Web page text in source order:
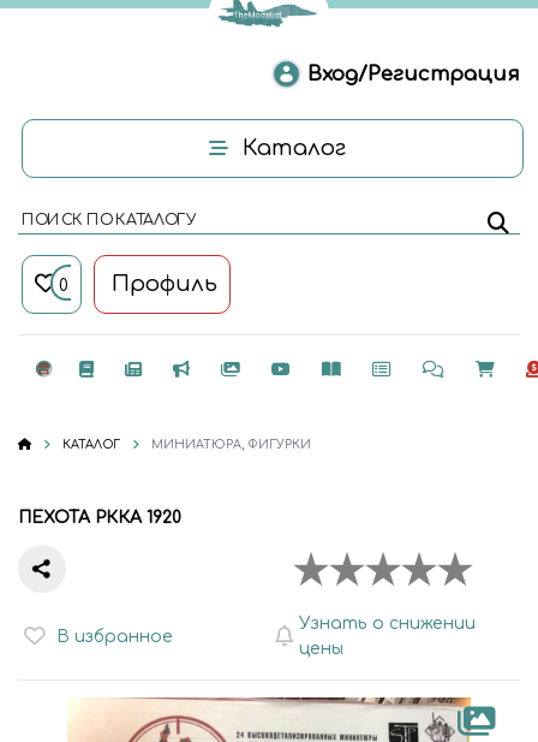
Вход/Регистрация
Каталог
ПОИСК ПО КАТАЛОГУ
0 Профиль
КАТАЛОГ МИНИАТЮРА, ФИГУРКИ
ПЕХОТА РККА 1920
В избранное
Узнать о снижении
цены